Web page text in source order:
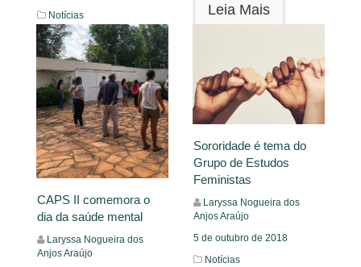
Notícias
Leia Mais
Leia Mais
CAPS II comemora o
dia da saúde mental
Laryssa Nogueira dos
Anjos Araújo
Sororidade é tema do
Grupo de Estudos
Feministas
Laryssa Nogueira dos
Anjos Araújo
5 de outubro de 2018
Notícias